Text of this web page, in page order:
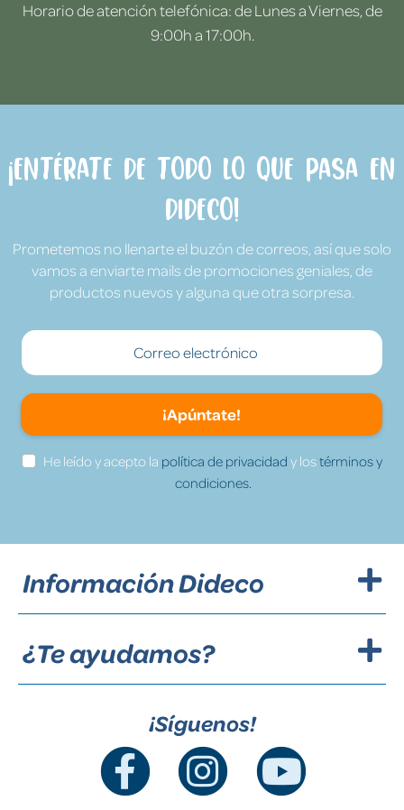
Horario de atención telefónica: de Lunes a Viernes, de
9:00h a 17:00h.
¡Entérate de todo lo que pasa en
Dideco!
Prometemos no llenarte el buzón de correos, así que solo
vamos a enviarte mails de promociones geniales, de
productos nuevos y alguna que otra sorpresa.
¡Apúntate!
He leído y acepto la política de privacidad y lostérminos y
condiciones.
Información Dideco
¿Te ayudamos?
¡Síguenos!